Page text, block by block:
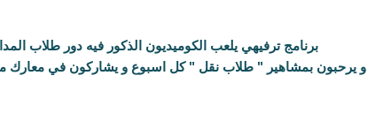
برنامج ترفيهي يلعب الكوميديون الذكور فيه دور طلاب
و يرحبون بمشاهير " طلاب نقل " كل اسبوع و يشاركون في معارك من